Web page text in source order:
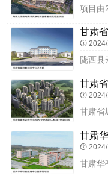
甘肃
甘肃
甘肃华